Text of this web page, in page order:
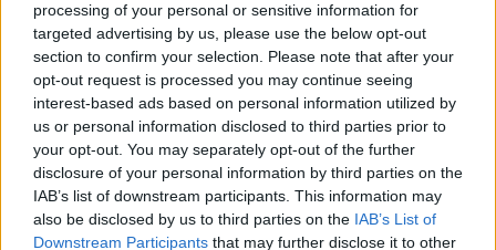
processing of your personal or sensitive information for
targeted advertising by us, please use the below opt-out
section to confirm your selection. Please note that after your
opt-out request is processed you may continue seeing
interest-based ads based on personal information utilized by
us or personal information disclosed to third parties prior to
your opt-out. You may separately opt-out of the further
disclosure of your personal information by third parties on the
IAB’s list of downstream participants. This information may
also be disclosed by us to third parties on the IAB’s List of
Downstream Participants that may further disclose it to other
Ν. Χαρδαλιάς: «Με το Παρατηρητήριο Έργων η
Περιφέρεια αποκτά ένα πρωτοποριακό ψηφιακό
εργαλείο λογοδοσίας»
6 Αυγούστου 2026
Δήμος Αθηναίων: 43 σχολικές αυλές γίνονται πιο
πράσινες και πιο δροσερές
5 Αυγούστου 2026